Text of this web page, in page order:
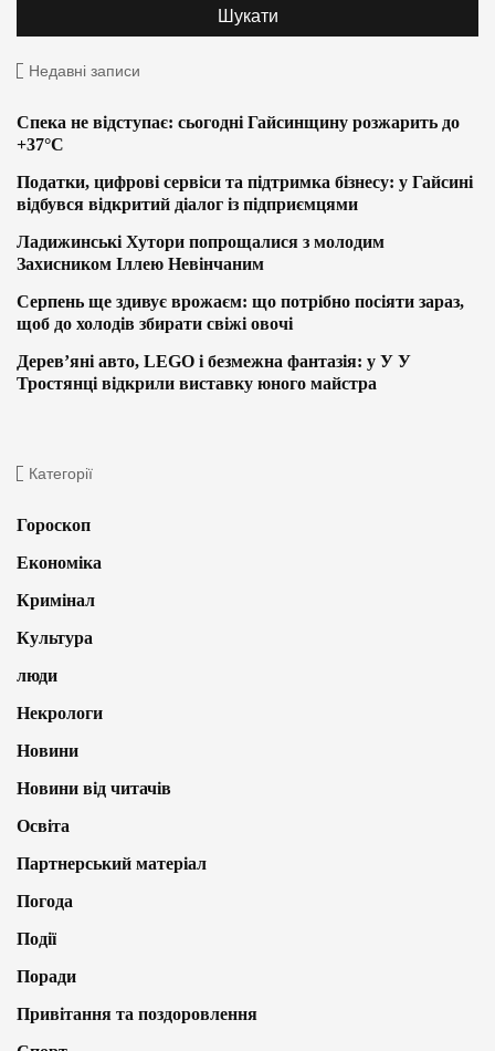
Недавні записи
Спека не відступає: сьогодні Гайсинщину розжарить до
+37°C
Податки, цифрові сервіси та підтримка бізнесу: у Гайсині
відбувся відкритий діалог із підприємцями
Ладижинські Хутори попрощалися з молодим
Захисником Іллею Невінчаним
Серпень ще здивує врожаєм: що потрібно посіяти зараз,
щоб до холодів збирати свіжі овочі
Дерев’яні авто, LEGO і безмежна фантазія: у У У
Тростянці відкрили виставку юного майстра
Категорії
Гороскоп
Економіка
Кримінал
Культура
люди
Некрологи
Новини
Новини від читачів
Освіта
Партнерський матеріал
Погода
Події
Поради
Привітання та поздоровлення